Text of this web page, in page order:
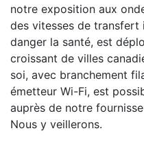
notre exposition aux
des vitesses de transfert
danger la santé, est
croissant de villes
soi, avec branchement
émetteur Wi-Fi, est
auprès de notre
Nous y veillerons.